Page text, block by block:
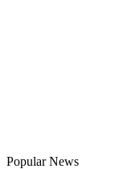
Popular News